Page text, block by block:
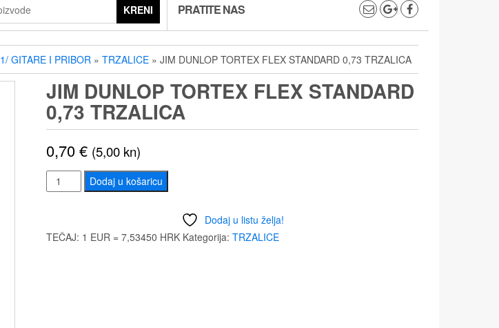
KRENI PRATITE NAS
1/ GITARE I PRIBOR » TRZALICE » JIM DUNLOP TORTEX FLEX STANDARD 0,73 TRZALICA
JIM DUNLOP TORTEX FLEX STANDARD
0,73 TRZALICA
0,70€ (5,00 kn)
JIM
DUNLOP
FLEX
Dodaj u košaricu
Dodaj u listu želja!
TEČAJ: 1 EUR = 7,53450 HRK Kategorija: TRZALICE